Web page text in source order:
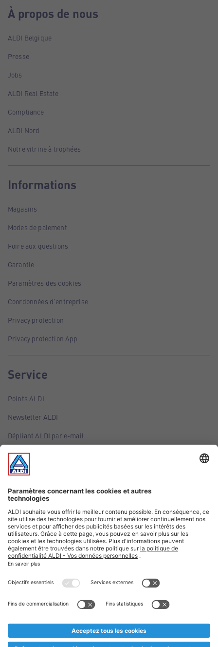
À propos de nous
ALDI Belgique
Presse
Jobs
ALDI Real Estate
Compliance
ALDI Nord
Notre vitrine à trophées
Informations
Magasins
Modes de paiement
Foire aux questions
Garantie
Paramètres des cookies
Coordonnées d'entreprise
Privacy protection
Privacy protection App
Service
Points ALDI
Newsletter ALDI
Dépliant ALDI par e-mail
Offres
Infos essentielles
Suivez ALDI Belgique
Textes marqués d'un astérisque et mentions légales
* Nous vendons ces articles temporairement et jusqu'à
au cas où, malgré le planning bien étudié, nous serions
prématurément en rupture de stock. Prix Recupel et TVA incl.
** Sur ce site, l’utilisation de la forme masculine a été adoptée